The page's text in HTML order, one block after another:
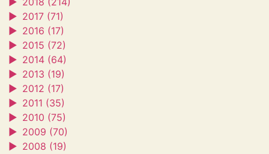
► 2017 (71)
► 2016 (17)
► 2015 (72)
► 2014 (64)
► 2013 (19)
► 2012 (17)
► 2011 (35)
► 2010 (75)
► 2009 (70)
► 2008 (19)